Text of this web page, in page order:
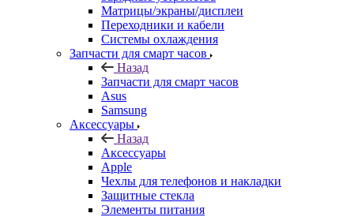
Матрицы/экраны/дисплеи
Переходники и кабели
Системы охлаждения
Запчасти для смарт часов
Назад
Запчасти для смарт часов
Asus
Samsung
Аксессуары
Назад
Аксессуары
Apple
Чехлы для телефонов и накладки
Защитные стекла
Элементы питания